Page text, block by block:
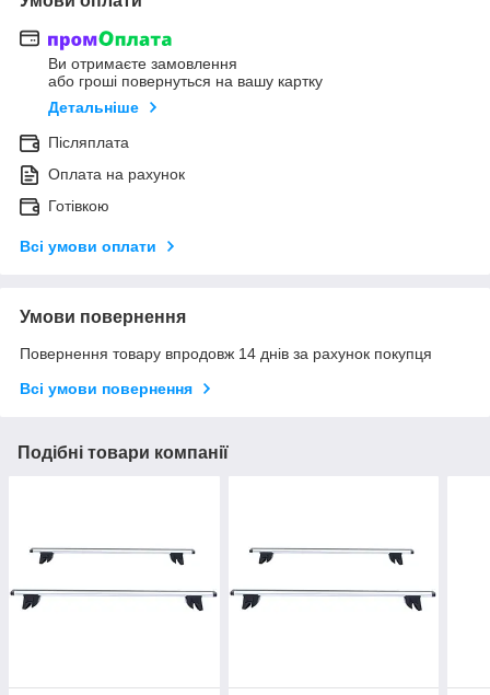
Ви отримаєте замовлення
або гроші повернуться на вашу картку
Детальніше
Післяплата
Оплата на рахунок
Готівкою
Всі умови оплати
Умови повернення
Повернення товару впродовж 14 днів за рахунок покупця
Всі умови повернення
Подібні товари компанії